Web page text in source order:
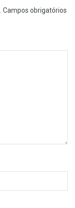
Campos obrigatórios